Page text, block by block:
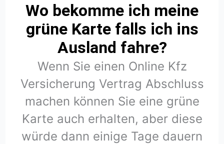
Wo bekomme ich meine
grüne Karte falls ich ins
Ausland fahre?
Wenn Sie einen Online Kfz
Versicherung Vertrag Abschluss
machen können Sie eine grüne
Karte auch erhalten, aber diese
würde dann einige Tage dauern